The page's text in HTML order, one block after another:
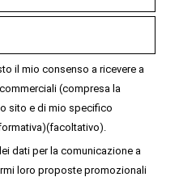
il mio consenso a ricevere a
(compresa la
sito e di mio specifico
dati per la comunicazione a
loro proposte promozionali